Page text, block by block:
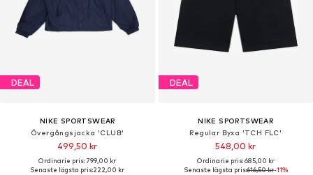
DEAL
NIKE SPORTSWEAR
Övergångsjacka 'CLUB'
499,50 kr
Ordinarie pris: 799,00 kr
Senaste lägsta pris:222,00 kr
DEAL
NIKE SPORTSWEAR
Regular Byxa 'TCH FLC'
548,00 kr
Ordinarie pris: 685,00 kr
Senaste lägsta pris:616,50 kr-11%